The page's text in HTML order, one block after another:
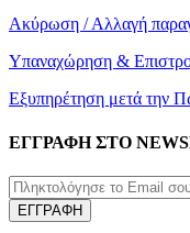
Ακύρωση / Αλλαγή
Υπαναχώρηση &
Εξυπηρέτηση μετά την
ΕΓΓΡΑΦΗ ΣΤΟ
ΕΓΓΡΑΦΗ